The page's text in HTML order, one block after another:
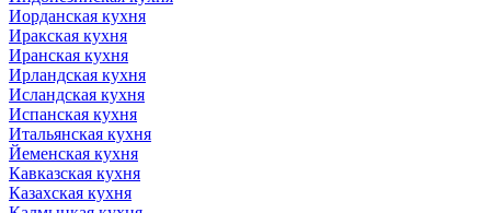
Иорданская кухня
Иракская кухня
Иранская кухня
Ирландская кухня
Исландская кухня
Испанская кухня
Итальянская кухня
Йеменская кухня
Кавказская кухня
Казахская кухня